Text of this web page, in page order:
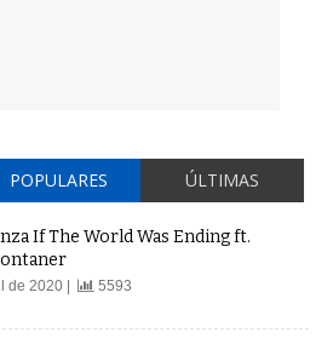
POPULARES ÚLTIMAS
If The World Was Ending ft.
de 2020 | 5593